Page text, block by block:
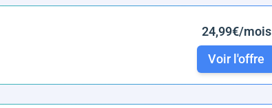
24,99€/mois
Voir l'offre